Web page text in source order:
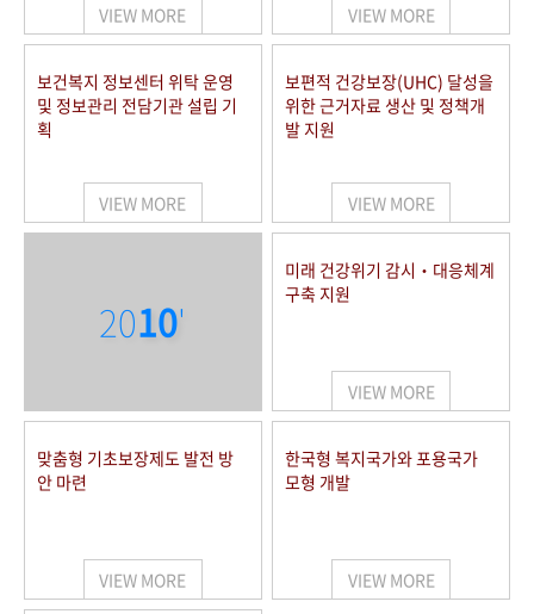
VIEW MORE VIEW MORE
보건복지 정보센터 위탁 운영
및 정보관리 전담기관 설립 기
획
VIEW MORE
보편적 건강보장(UHC) 달성을
위한 근거자료 생산 및 정책개
발 지원
VIEW MORE
2010'
미래 건강위기 감시‧대응체계
구축 지원
VIEW MORE
맞춤형 기초보장제도 발전 방
안 마련
VIEW MORE
한국형 복지국가와 포용국가
모형 개발
VIEW MORE